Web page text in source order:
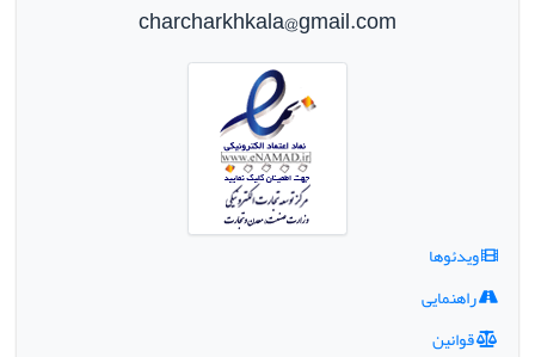
charcharkhkala@gmail.com
ویدئوها
راهنمایی
قوانین